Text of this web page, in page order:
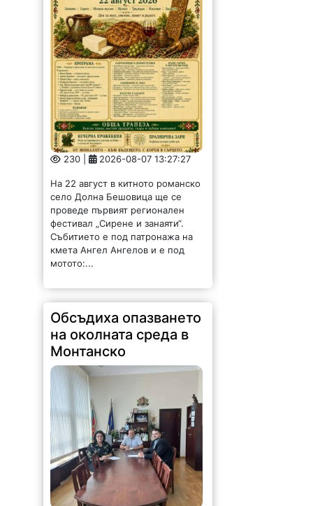
230 | 2026-08-07 13:27:27
На 22 август в китното романско
село Долна Бешовица ще се
проведе първият регионален
фестивал „Сирене и занаяти“.
Събитието е под патронажа на
кмета Ангел Ангелов и е под
мотото:...
Обсъдиха опазването
на околната среда в
Монтанско